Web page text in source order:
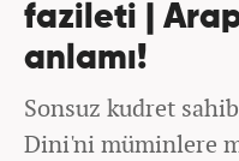
fazileti |
anlamı!
Sonsuz kudret
Dini'ni müminlere